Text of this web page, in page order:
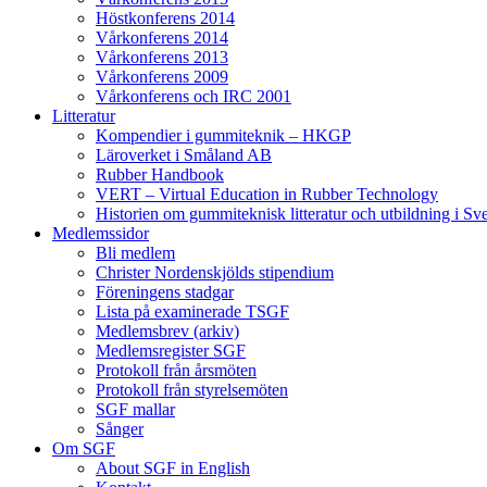
Höstkonferens 2014
Vårkonferens 2014
Vårkonferens 2013
Vårkonferens 2009
Vårkonferens och IRC 2001
Litteratur
Kompendier i gummiteknik – HKGP
Läroverket i Småland AB
Rubber Handbook
VERT – Virtual Education in Rubber Technology
Historien om gummiteknisk litteratur och utbildning i
Medlemssidor
Bli medlem
Christer Nordenskjölds stipendium
Föreningens stadgar
Lista på examinerade TSGF
Medlemsbrev (arkiv)
Medlemsregister SGF
Protokoll från årsmöten
Protokoll från styrelsemöten
SGF mallar
Sånger
Om SGF
About SGF in English